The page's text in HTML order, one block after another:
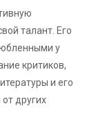
талант. Его
у
критиков,
и его
других